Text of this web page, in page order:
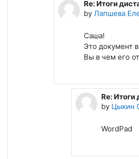
In reply to
Re: Итоги
byЛапшева
Саша!
Это документ
Вы в чем его
In reply to
Re: Итоги
by Цыкин
WordPad